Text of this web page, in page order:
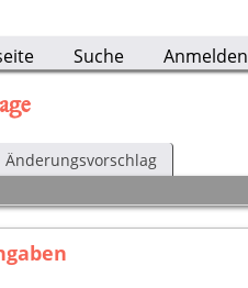
Suche Anmelden
Änderungsvorschlag